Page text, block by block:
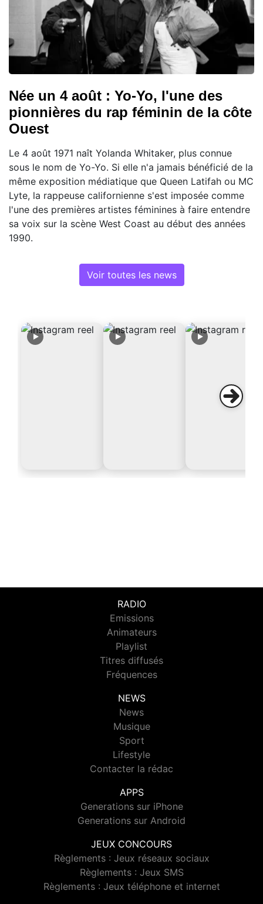
Née un 4 août : Yo-Yo, l'une des
pionnières du rap féminin de la côte
Ouest
Le 4 août 1971 naît Yolanda Whitaker, plus connue
sous le nom de Yo-Yo. Si elle n'a jamais bénéficié de la
même exposition médiatique que Queen Latifah ou MC
Lyte, la rappeuse californienne s'est imposée comme
l'une des premières artistes féminines à faire entendre
sa voix sur la scène West Coast au début des années
1990.
Voir toutes les news
RADIO
Emissions
Animateurs
Playlist
Titres diffusés
Fréquences
NEWS
News
Musique
Sport
Lifestyle
Contacter la rédac
APPS
Generations sur iPhone
Generations sur Android
JEUX CONCOURS
Règlements : Jeux réseaux sociaux
Règlements : Jeux SMS
Règlements : Jeux téléphone et internet